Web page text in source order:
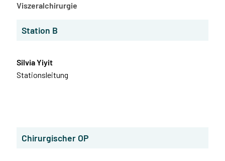
Viszeralchirurgie
Station B
Silvia Yiyit
Stationsleitung
Chirurgischer OP